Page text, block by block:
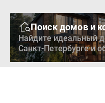
Поиск домов и
Найдите идеальный
Санкт-Петербурге и